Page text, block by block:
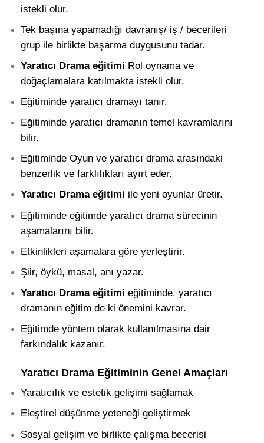
istekli olur.
Tek başına yapamadığı davranış/ iş / becerileri
grup ile birlikte başarma duygusunu tadar.
Yaratıcı Drama eğitimi Rol oynama ve
doğaçlamalara katılmakta istekli olur.
Eğitiminde yaratıcı dramayı tanır.
Eğitiminde yaratıcı dramanın temel kavramlarını
bilir.
Eğitiminde Oyun ve yaratıcı drama arasındaki
benzerlik ve farklılıkları ayırt eder.
Yaratıcı Drama eğitimi ile yeni oyunlar üretir.
Eğitiminde eğitimde yaratıcı drama sürecinin
aşamalarını bilir.
Etkinlikleri aşamalara göre yerleştirir.
Şiir, öykü, masal, anı yazar.
Yaratıcı Drama eğitimi eğitiminde, yaratıcı
dramanın eğitim de ki önemini kavrar.
Eğitimde yöntem olarak kullanılmasına dair
farkındalık kazanır.
Yaratıcı Drama Eğitiminin Genel Amaçları
Yaratıcılık ve estetik gelişimi sağlamak
Eleştirel düşünme yeteneği geliştirmek
Sosyal gelişim ve birlikte çalışma becerisi